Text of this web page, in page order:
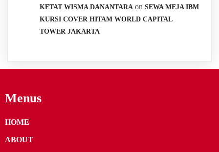
KETAT WISMA DANANTARA on SEWA MEJA IBM
KURSI COVER HITAM WORLD CAPITAL
TOWER JAKARTA
Menus
HOME
ABOUT